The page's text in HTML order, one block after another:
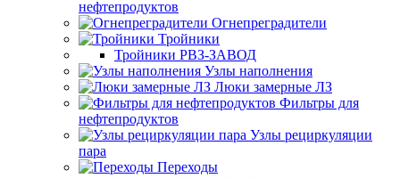
нефтепродуктов
Огнепреградители
Тройники
Тройники РВЗ-ЗАВОД
Узлы наполнения
Люки замерные ЛЗ
Фильтры для
нефтепродуктов
Узлы рециркуляции
пара
Переходы